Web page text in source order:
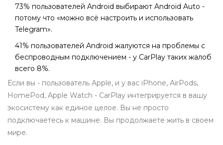
73% пользователей Android выбирают Android Auto -
потому что «можно всё настроить и использовать
Telegram».
41% пользователей Android жалуются на проблемы с
беспроводным подключением - у CarPlay таких жалоб
всего 8%.
Если вы - пользователь Apple, и у вас iPhone, AirPods,
HomePod, Apple Watch - CarPlay интегрируется в вашу
экосистему как единое целое. Вы не просто
подключаетесь к машине. Вы продолжаете жить в своем
мире.